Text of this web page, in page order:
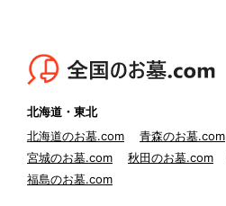
北海道・東北
北海道のお墓.com
青森のお墓.com
宮城のお墓.com
秋田のお墓.com
福島のお墓.com